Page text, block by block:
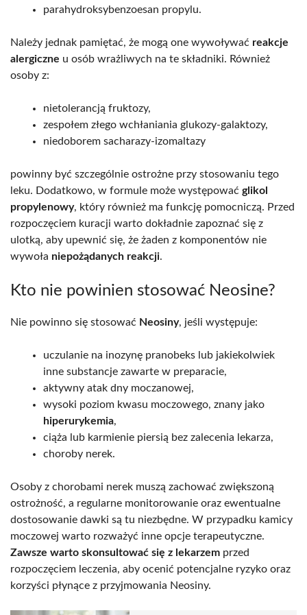
parahydroksybenzoesan propylu.
Należy jednak pamiętać, że mogą one wywoływać reakcje
alergiczne u osób wrażliwych na te składniki. Również
osoby z:
nietolerancją fruktozy,
zespołem złego wchłaniania glukozy-galaktozy,
niedoborem sacharazy-izomaltazy
powinny być szczególnie ostrożne przy stosowaniu tego
leku. Dodatkowo, w formule może występować glikol
propylenowy, który również ma funkcję pomocniczą. Przed
rozpoczęciem kuracji warto dokładnie zapoznać się z
ulotką, aby upewnić się, że żaden z komponentów nie
wywoła niepożądanych reakcji.
Kto nie powinien stosować Neosine?
Nie powinno się stosować Neosiny, jeśli występuje:
uczulanie na inozynę pranobeks lub jakiekolwiek
inne substancje zawarte w preparacie,
aktywny atak dny moczanowej,
wysoki poziom kwasu moczowego, znany jako
hiperurykemia,
ciąża lub karmienie piersią bez zalecenia lekarza,
choroby nerek.
Osoby z chorobami nerek muszą zachować zwiększoną
ostrożność, a regularne monitorowanie oraz ewentualne
dostosowanie dawki są tu niezbędne. W przypadku kamicy
moczowej warto rozważyć inne opcje terapeutyczne.
Zawsze warto skonsultować się z lekarzem przed
rozpoczęciem leczenia, aby ocenić potencjalne ryzyko oraz
korzyści płynące z przyjmowania Neosiny.